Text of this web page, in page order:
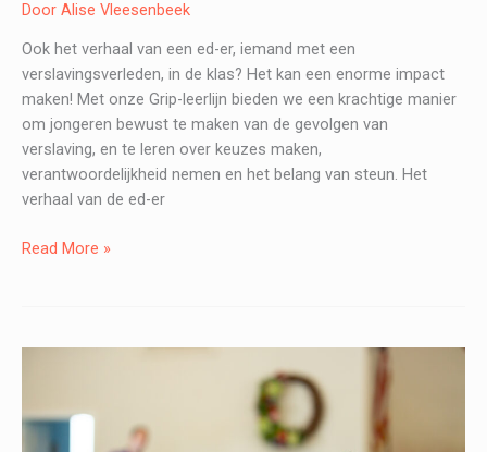
Door Alise Vleesenbeek
Ook het verhaal van een ed-er, iemand met een
verslavingsverleden, in de klas? Het kan een enorme impact
maken! Met onze Grip-leerlijn bieden we een krachtige manier
om jongeren bewust te maken van de gevolgen van
verslaving, en te leren over keuzes maken,
verantwoordelijkheid nemen en het belang van steun. Het
verhaal van de ed-er
Waarom
dat
hun
verhaal
Read More »